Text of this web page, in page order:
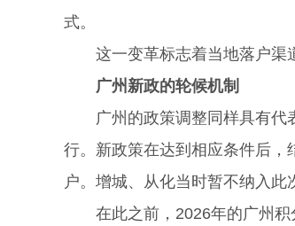
式。
这一变革标志着当地落户渠道
广州新政的轮候机制
广州的政策调整同样具有代表
行。新政策在达到相应条件后，
户。增城、从化当时暂不纳入此
在此之前，2026年的广州积